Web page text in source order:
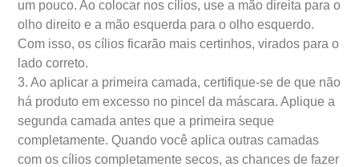
um pouco. Ao colocar nos cílios, use a mão direita para o
olho direito e a mão esquerda para o olho esquerdo.
Com isso, os cílios ficarão mais certinhos, virados para o
lado correto.
3. Ao aplicar a primeira camada, certifique-se de que não
há produto em excesso no pincel da máscara. Aplique a
segunda camada antes que a primeira seque
completamente. Quando você aplica outras camadas
com os cílios completamente secos, as chances de fazer